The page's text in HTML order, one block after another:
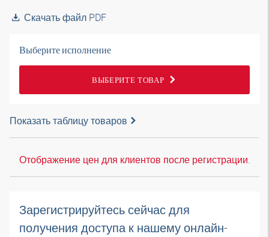
Скачать файл PDF
Выберите исполнение
ВЫБЕРИТЕ ТОВАР
Показать таблицу товаров
Отображение цен для клиентов после регистрации.
Зарегистрируйтесь сейчас для
получения доступа к нашему онлайн-